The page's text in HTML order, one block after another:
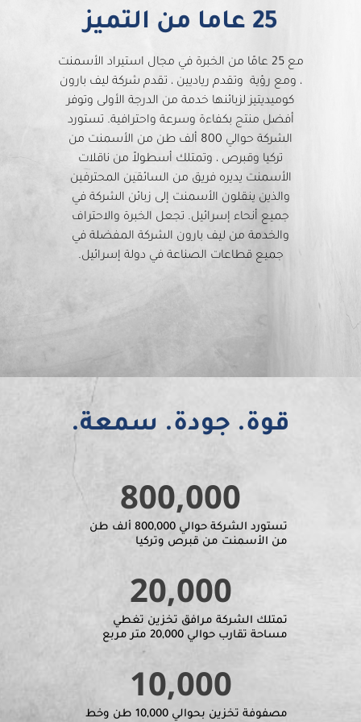
הוסף קו תחתון לקישורים
לאפס את כל האפשרויות
cached
25 عاما من التميز
مع 25 عامًا من الخبرة في مجال استيراد الأسمنت
، ومع رؤية وتقدم رياديين ، تقدم شركة ليف بارون
كوميديتيز لزبائنها خدمة من الدرجة الأولى وتوفر
أفضل منتج بكفاءة وسرعة واحترافية. تستورد
الشركة حوالي 800 ألف طن من الأسمنت من
تركيا وقبرص ، وتمتلك أسطولاً من ناقلات
الأسمنت يديره فريق من السائقين المحترفين
والذين ينقلون الأسمنت إلى زبائن الشركة في
جميع أنحاء إسرائيل. تجعل الخبرة والاحتراف
والخدمة من ليف بارون الشركة المفضلة في
جميع قطاعات الصناعة في دولة إسرائيل.
قوة. جودة. سمعة.
تستورد الشركة حوالي 800,000 ألف طن
من الأسمنت من قبرص وتركيا
800,000
تمتلك الشركة مرافق تخزين تغطي
مساحة تقارب حوالي 20,000 متر مربع
20,000
مصفوفة تخزين بحوالي 10,000 طن وخط
10,000